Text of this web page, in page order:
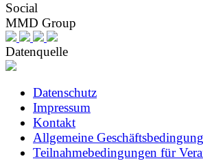
Social
MMD Group
Datenquelle
Datenschutz
Impressum
Kontakt
Allgemeine
Teilnahmebedingungen für